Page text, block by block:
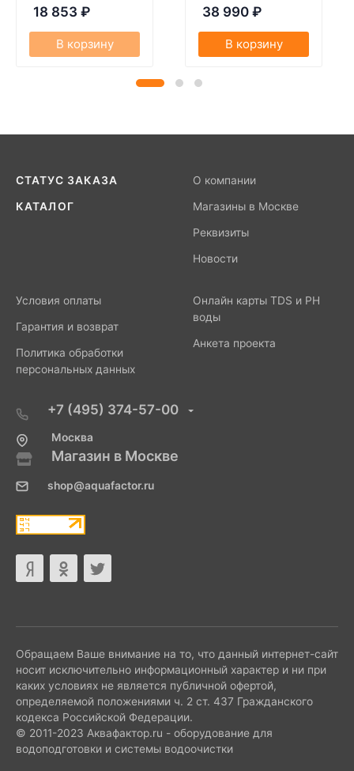
18 853 ₽
В корзину
38 990 ₽
В корзину
СТАТУС ЗАКАЗА
КАТАЛОГ
О компании
Магазины в Москве
Реквизиты
Новости
Условия оплаты
Гарантия и возврат
Политика обработки
персональных данных
Онлайн карты TDS и PH
воды
Анкета проекта
+7 (495) 374-57-00
Москва
Магазин в Москве
shop@aquafactor.ru
Обращаем Ваше внимание на то, что данный интернет-сайт
носит исключительно информационный характер и ни при
каких условиях не является публичной офертой,
определяемой положениями ч. 2 ст. 437 Гражданского
кодекса Российской Федерации.
© 2011-2023 Аквафактор.ru - оборудование для
водоподготовки и системы водоочистки